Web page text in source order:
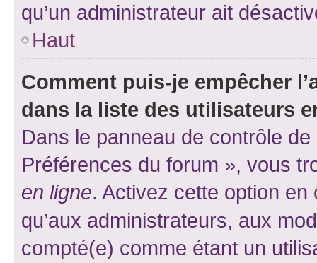
qu’un administrateur ait
Haut
Comment puis-je empêcher
dans la liste des utilisateurs
Dans le panneau de contrôle
Préférences du forum », vous
en ligne. Activez cette option
qu’aux administrateurs, aux
compté(e) comme étant un